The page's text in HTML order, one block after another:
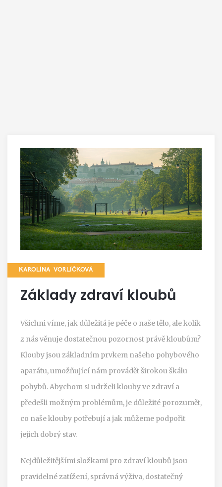
KAROLÍNA VORLÍČKOVÁ
Základy zdraví kloubů
Všichni víme, jak důležitá je péče o naše tělo, ale kolik
z nás věnuje dostatečnou pozornost právě kloubům?
Klouby jsou základním prvkem našeho pohybového
aparátu, umožňující nám provádět širokou škálu
pohybů. Abychom si udrželi klouby ve zdraví a
předešli možným problémům, je důležité porozumět,
co naše klouby potřebují a jak můžeme podpořit
jejich dobrý stav.
Nejdůležitějšími složkami pro zdraví kloubů jsou
pravidelné zatížení, správná výživa, dostatečný